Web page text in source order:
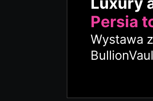
Persia
Wystawa